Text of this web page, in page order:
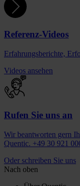
Referenz-Videos
Erfahrungsberichte,
Videos ansehen
Rufen Sie uns an
Wir beantworten gern
Quentic. +49 30 921
Oder schreiben Sie uns
Nach oben